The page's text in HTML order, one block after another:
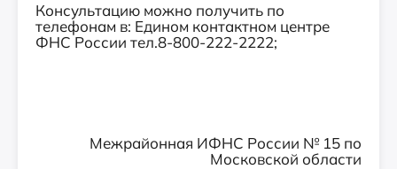
Консультацию можно получить по
телефонам в: Едином контактном центре
ФНС России тел.8-800-222-2222;
Межрайонная ИФНС России № 15 по
Московской области